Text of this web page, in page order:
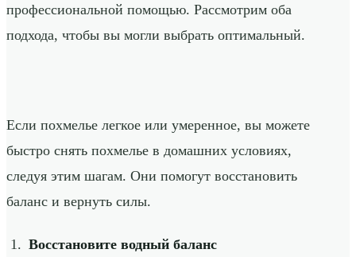
профессиональной помощью. Рассмотрим оба
подхода, чтобы вы могли выбрать оптимальный.
Если похмелье легкое или умеренное, вы можете
быстро снять похмелье в домашних условиях,
следуя этим шагам. Они помогут восстановить
баланс и вернуть силы.
Восстановите водный баланс